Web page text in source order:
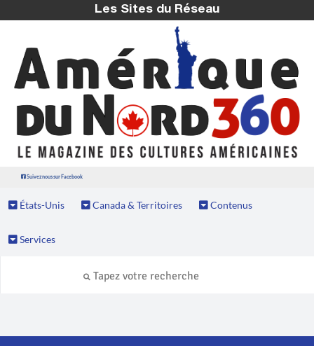
Les Sites du Réseau
Suivez nous sur Facebook
États-Unis Canada & Territoires Contenus
Services